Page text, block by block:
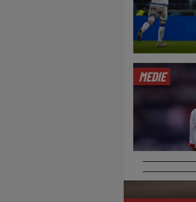
MEDIE